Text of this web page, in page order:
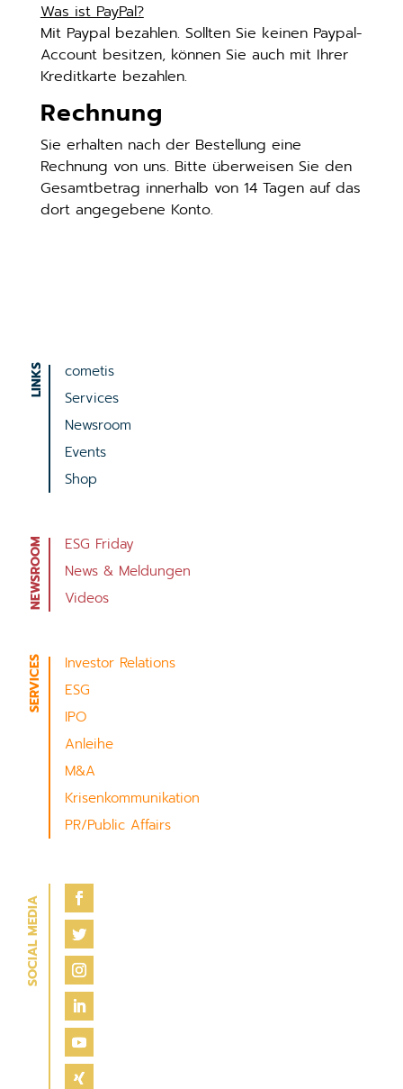
Was ist PayPal?
Mit Paypal bezahlen. Sollten Sie keinen Paypal-
Account besitzen, können Sie auch mit Ihrer
Kreditkarte bezahlen.
Rechnung
Sie erhalten nach der Bestellung eine
Rechnung von uns. Bitte überweisen Sie den
Gesamtbetrag innerhalb von 14 Tagen auf das
dort angegebene Konto.
cometis
Services
Newsroom
Events
Shop
ESG Friday
News & Meldungen
Videos
Investor Relations
ESG
IPO
Anleihe
M&A
Krisenkommunikation
PR/Public Affairs